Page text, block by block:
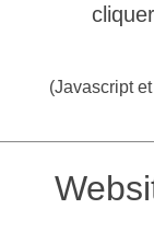
(Javascript